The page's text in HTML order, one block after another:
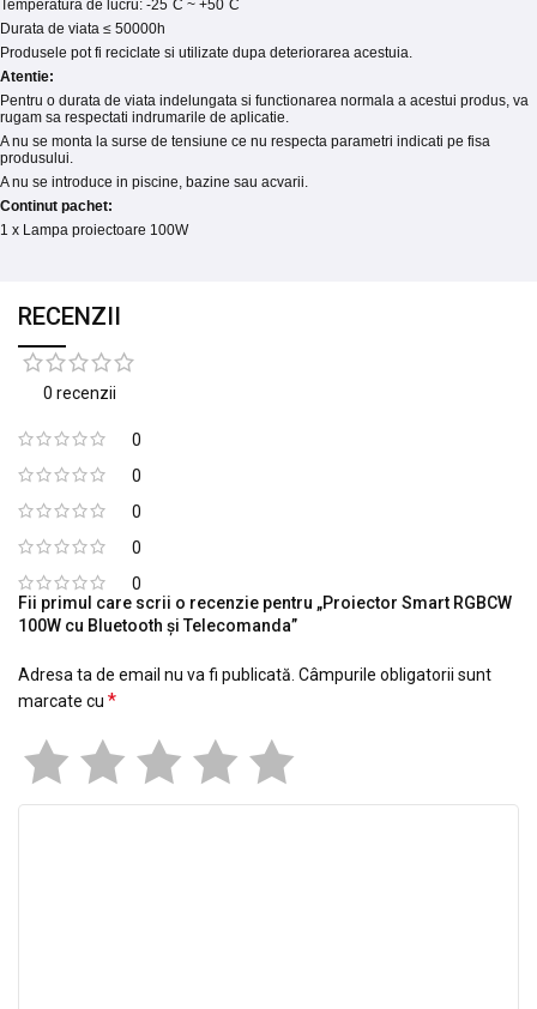
Temperatura de lucru: -25˚C ~ +50˚C
Durata de viata ≤ 50000h
Produsele pot fi reciclate si utilizate dupa deteriorarea acestuia.
Atentie:
Pentru o durata de viata indelungata si functionarea normala a acestui produs, va
rugam sa respectati indrumarile de aplicatie.
A nu se monta la surse de tensiune ce nu respecta parametri indicati pe fisa
produsului.
A nu se introduce in piscine, bazine sau acvarii.
Continut pachet:
1 x Lampa proiectoare 100W
RECENZII
0 recenzii
0
0
0
0
0
Fii primul care scrii o recenzie pentru „Proiector Smart RGBCW
100W cu Bluetooth și Telecomanda”
Adresa ta de email nu va fi publicată. Câmpurile obligatorii sunt
marcate cu *